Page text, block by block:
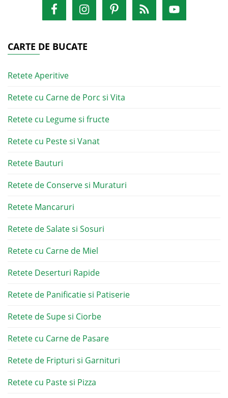
CARTE DE BUCATE
Retete Aperitive
Retete cu Carne de Porc si Vita
Retete cu Legume si fructe
Retete cu Peste si Vanat
Retete Bauturi
Retete de Conserve si Muraturi
Retete Mancaruri
Retete de Salate si Sosuri
Retete cu Carne de Miel
Retete Deserturi Rapide
Retete de Panificatie si Patiserie
Retete de Supe si Ciorbe
Retete cu Carne de Pasare
Retete de Fripturi si Garnituri
Retete cu Paste si Pizza